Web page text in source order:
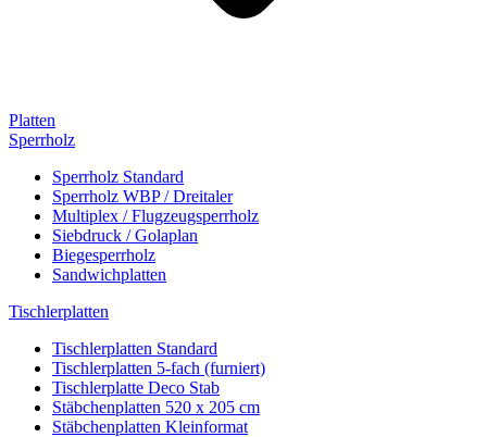
Platten
Sperrholz
Sperrholz Standard
Sperrholz WBP / Dreitaler
Multiplex / Flugzeugsperrholz
Siebdruck / Golaplan
Biegesperrholz
Sandwichplatten
Tischlerplatten
Tischlerplatten Standard
Tischlerplatten 5-fach (furniert)
Tischlerplatte Deco Stab
Stäbchenplatten 520 x 205 cm
Stäbchenplatten Kleinformat